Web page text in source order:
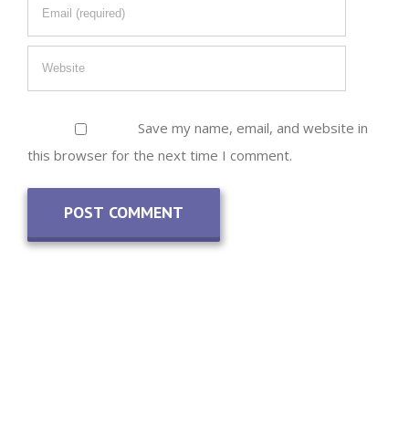
Save my name, email, and website in
this browser for the next time I comment.